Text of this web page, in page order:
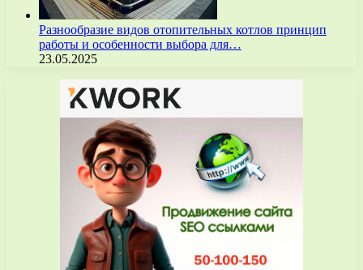
Разнообразие видов отопительных котлов принцип
работы и особенности выбора для…
23.05.2025